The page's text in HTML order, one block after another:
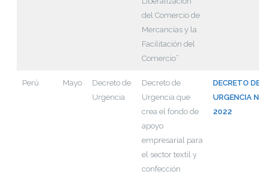
del Comercio de
Mercancías y la
Facilitación del
Comercio”
Perú Mayo
Decreto de
Urgencia
Decreto de
Urgencia que
crea el fondo de
apoyo
empresarial para
el sector textil y
confección
DECRETO DE
URGENCIA Nº
2022